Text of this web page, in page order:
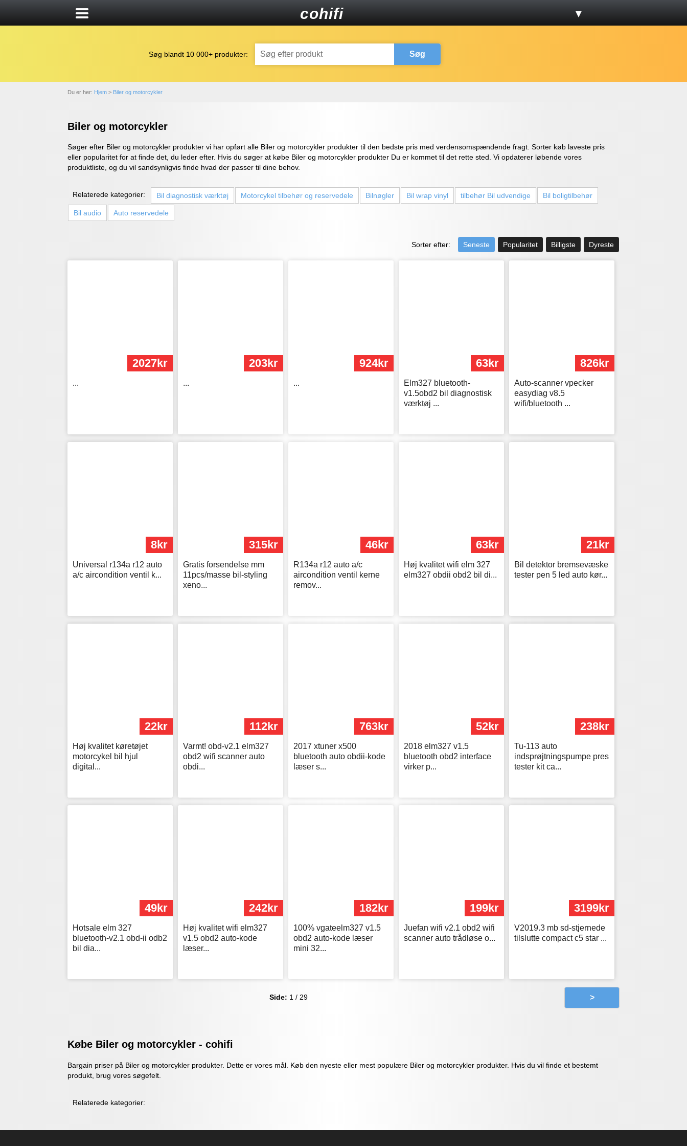
cohifi ▼
Søg blandt 10 000+ produkter: Søg
Du er her: Hjem > Biler og motorcykler
Biler og motorcykler
Søger efter Biler og motorcykler produkter vi har opført alle Biler og motorcykler produkter til den bedste pris med verdensomspændende fragt. Sorter køb laveste pris
eller popularitet for at finde det, du leder efter. Hvis du søger at købe Biler og motorcykler produkter Du er kommet til det rette sted. Vi opdaterer løbende vores
produktliste, og du vil sandsynligvis finde hvad der passer til dine behov.
Relaterede kategorier: Bil diagnostisk værktøj Motorcykel tilbehør og reservedele Bilnøgler Bil wrap vinyl tilbehør Bil udvendige Bil boligtilbehør
Bil audio Auto reservedele
Sorter efter: Seneste Popularitet Billigste Dyreste
2027kr
...
203kr
...
924kr
...
63kr
Elm327 bluetooth-
v1.5obd2 bil diagnostisk
værktøj ...
826kr
Auto-scanner vpecker
easydiag v8.5
wifi/bluetooth ...
8kr
Universal r134a r12 auto
a/c aircondition ventil k...
315kr
Gratis forsendelse mm
11pcs/masse bil-styling
xeno...
46kr
R134a r12 auto a/c
aircondition ventil kerne
remov...
63kr
Høj kvalitet wifi elm 327
elm327 obdii obd2 bil di...
21kr
Bil detektor bremsevæske
tester pen 5 led auto kør...
22kr
Høj kvalitet køretøjet
motorcykel bil hjul
digital...
112kr
Varmt! obd-v2.1 elm327
obd2 wifi scanner auto
obdi...
763kr
2017 xtuner x500
bluetooth auto obdii-kode
læser s...
52kr
2018 elm327 v1.5
bluetooth obd2 interface
virker p...
238kr
Tu-113 auto
indsprøjtningspumpe pres
tester kit ca...
49kr
Hotsale elm 327
bluetooth-v2.1 obd-ii odb2
bil dia...
242kr
Høj kvalitet wifi elm327
v1.5 obd2 auto-kode
læser...
182kr
100% vgateelm327 v1.5
obd2 auto-kode læser
mini 32...
199kr
Juefan wifi v2.1 obd2 wifi
scanner auto trådløse o...
3199kr
V2019.3 mb sd-stjernede
tilslutte compact c5 star ...
Side: 1 / 29 >
Købe Biler og motorcykler - cohifi
Bargain priser på Biler og motorcykler produkter. Dette er vores mål. Køb den nyeste eller mest populære Biler og motorcykler produkter. Hvis du vil finde et bestemt
produkt, brug vores søgefelt.
Relaterede kategorier: